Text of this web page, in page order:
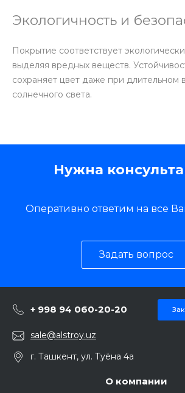
Экологичность и
Покрытие соответствует
выделяя вредных веществ.
сохраняет цвет даже при длительном
солнечного света.
Нужна
Оперативно ответим на все
Задать вопрос
+ 998 94 060-20-20
sale@alstroy.uz
г. Ташкент, ул. Туёна 4а
О компании